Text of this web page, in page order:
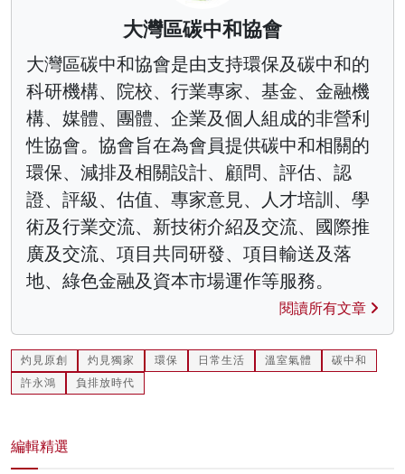
大灣區碳中和協會
大灣區碳中和協會是由支持環保及碳中和的
科研機構、院校、行業專家、基金、金融機
構、媒體、團體、企業及個人組成的非營利
性協會。協會旨在為會員提供碳中和相關的
環保、減排及相關設計、顧問、評估、認
證、評級、估值、專家意見、人才培訓、學
術及行業交流、新技術介紹及交流、國際推
廣及交流、項目共同研發、項目輸送及落
地、綠色金融及資本市場運作等服務。
閱讀所有文章
灼見原創 灼見獨家 環保 日常生活 溫室氣體
碳中和
許永鴻
負排放時代
編輯精選